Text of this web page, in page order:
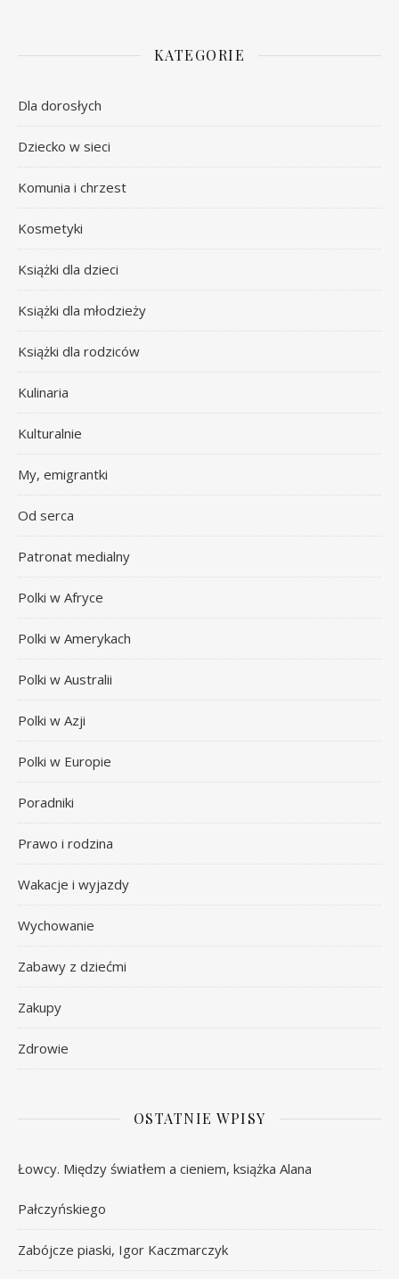
KATEGORIE
Dla dorosłych
Dziecko w sieci
Komunia i chrzest
Kosmetyki
Książki dla dzieci
Książki dla młodzieży
Książki dla rodziców
Kulinaria
Kulturalnie
My, emigrantki
Od serca
Patronat medialny
Polki w Afryce
Polki w Amerykach
Polki w Australii
Polki w Azji
Polki w Europie
Poradniki
Prawo i rodzina
Wakacje i wyjazdy
Wychowanie
Zabawy z dziećmi
Zakupy
Zdrowie
OSTATNIE WPISY
Łowcy. Między światłem a cieniem, książka Alana
Pałczyńskiego
Zabójcze piaski, Igor Kaczmarczyk